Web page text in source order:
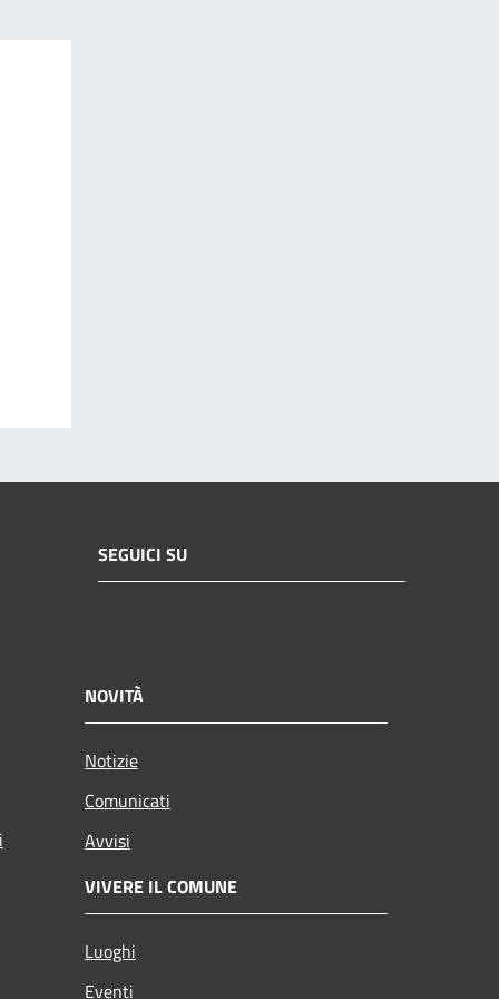
SEGUICI SU
NOVITÀ
Notizie
Comunicati
Avvisi
VIVERE IL COMUNE
Luoghi
Eventi